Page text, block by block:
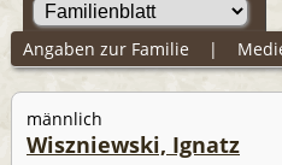
Angaben zur Familie |
männlich
Wiszniewski, Ignatz